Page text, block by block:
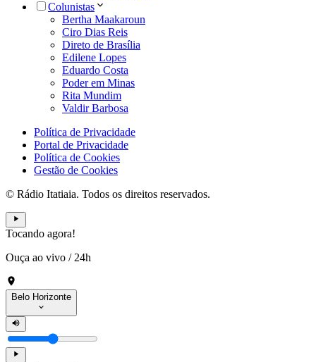
Colunistas
Bertha Maakaroun
Ciro Dias Reis
Direto de Brasília
Edilene Lopes
Eduardo Costa
Poder em Minas
Rita Mundim
Valdir Barbosa
Política de Privacidade
Portal de Privacidade
Política de Cookies
Gestão de Cookies
© Rádio Itatiaia. Todos os direitos reservados.
Tocando agora!
Ouça ao vivo / 24h
Belo Horizonte